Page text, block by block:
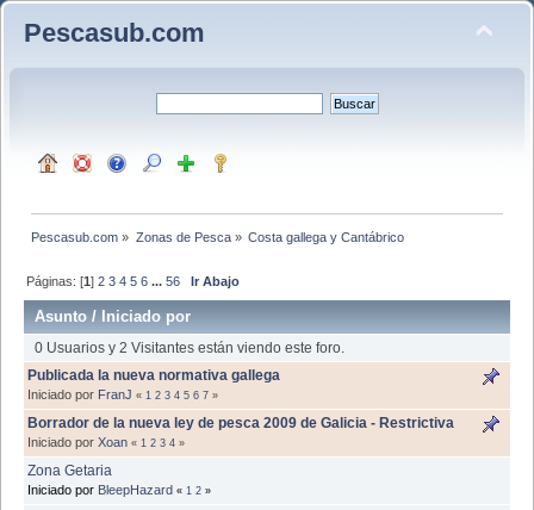
Pescasub.com
Pescasub.com » Zonas de Pesca» Costa gallega y Cantábrico
Páginas: [1]2 3 4 5 6 ...56 Ir Abajo
Asunto /Iniciado por
0 Usuarios y 2 Visitantes están viendo este foro.
Publicada la nueva normativa gallega
Iniciado por FranJ « 1 2 3 4 5 6 7 »
Borrador de la nueva ley de pesca 2009 de Galicia - Restrictiva
Iniciado por Xoan « 1 2 3 4 »
Zona Getaria
Iniciado por BleepHazard « 1 2 »